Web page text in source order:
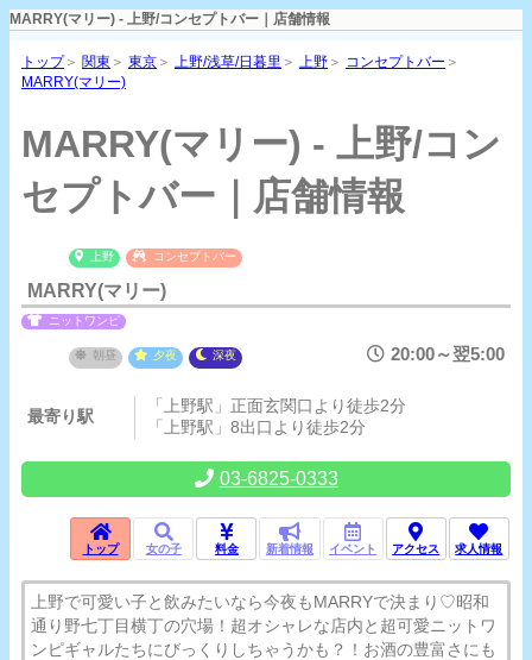
MARRY(マリー) - 上野/コンセプトバー｜店舗情報
トップ＞ 関東 ＞ 東京 ＞ 上野/浅草/日暮里 ＞ 上野 ＞ コンセプトバー ＞
MARRY(マリー)
MARRY(マリー) - 上野/コン
セプトバー｜店舗情報
上野 コンセプトバー
MARRY(マリー)
ニットワンピ
朝昼 夕夜 深夜 20:00～翌5:00
最寄り駅
「上野駅」正面玄関口より徒歩2分
「上野駅」8出口より徒歩2分
03-6825-0333
トップ 女の子 料金 新着情報 イベント アクセス 求人情報
上野で可愛い子と飲みたいなら今夜もMARRYで決まり♡昭和
通り野七丁目横丁の穴場！超オシャレな店内と超可愛ニットワ
ンピギャルたちにびっくりしちゃうかも？！お酒の豊富さにも